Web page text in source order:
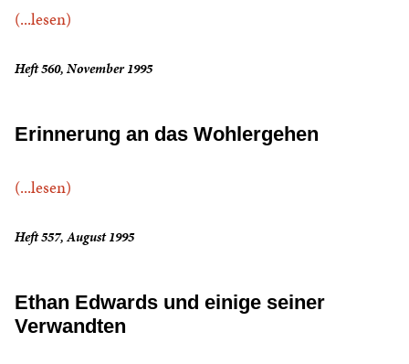
(...lesen)
Heft 560, November 1995
Erinnerung an das Wohlergehen
(...lesen)
Heft 557, August 1995
Ethan Edwards und einige seiner
Verwandten